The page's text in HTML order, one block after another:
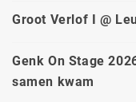
Groot Verlof I @
Genk On Stage
samen kwam